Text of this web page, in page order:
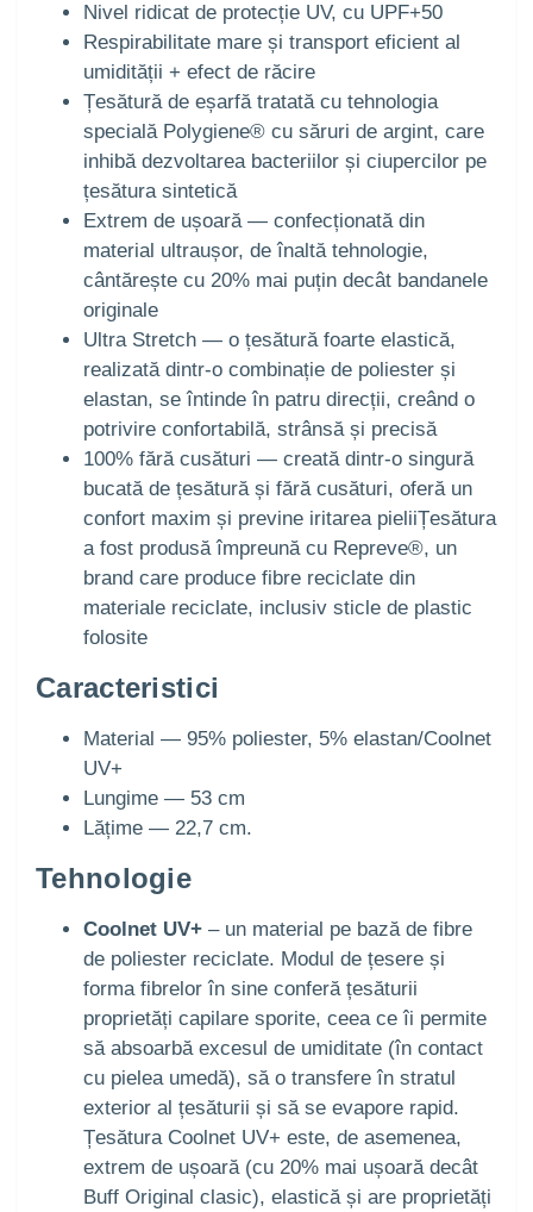
Nivel ridicat de protecție UV, cu UPF+50
Respirabilitate mare și transport eficient al
umidității + efect de răcire
Țesătură de eșarfă tratată cu tehnologia
specială Polygiene® cu săruri de argint, care
inhibă dezvoltarea bacteriilor și ciupercilor pe
țesătura sintetică
Extrem de ușoară — confecționată din
material ultraușor, de înaltă tehnologie,
cântărește cu 20% mai puțin decât bandanele
originale
Ultra Stretch — o țesătură foarte elastică,
realizată dintr-o combinație de poliester și
elastan, se întinde în patru direcții, creând o
potrivire confortabilă, strânsă și precisă
100% fără cusături — creată dintr-o singură
bucată de țesătură și fără cusături, oferă un
confort maxim și previne iritarea pieliiȚesătura
a fost produsă împreună cu Repreve®, un
brand care produce fibre reciclate din
materiale reciclate, inclusiv sticle de plastic
folosite
Caracteristici
Material — 95% poliester, 5% elastan/Coolnet
UV+
Lungime — 53 cm
Lățime — 22,7 cm.
Tehnologie
Coolnet UV+ – un material pe bază de fibre
de poliester reciclate. Modul de țesere și
forma fibrelor în sine conferă țesăturii
proprietăți capilare sporite, ceea ce îi permite
să absoarbă excesul de umiditate (în contact
cu pielea umedă), să o transfere în stratul
exterior al țesăturii și să se evapore rapid.
Țesătura Coolnet UV+ este, de asemenea,
extrem de ușoară (cu 20% mai ușoară decât
Buff Original clasic), elastică și are proprietăți